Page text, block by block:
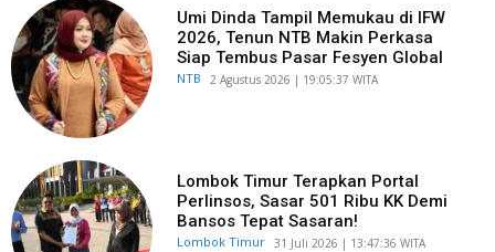
Umi Dinda Tampil Memukau di IFW
2026, Tenun NTB Makin Perkasa
Siap Tembus Pasar Fesyen Global
NTB ​2 Agustus 2026 | 19:05:37 WITA
Lombok Timur Terapkan Portal
Perlinsos, Sasar 501 Ribu KK Demi
Bansos Tepat Sasaran!
Lombok Timur ​31 Juli 2026 | 13:47:36 WITA